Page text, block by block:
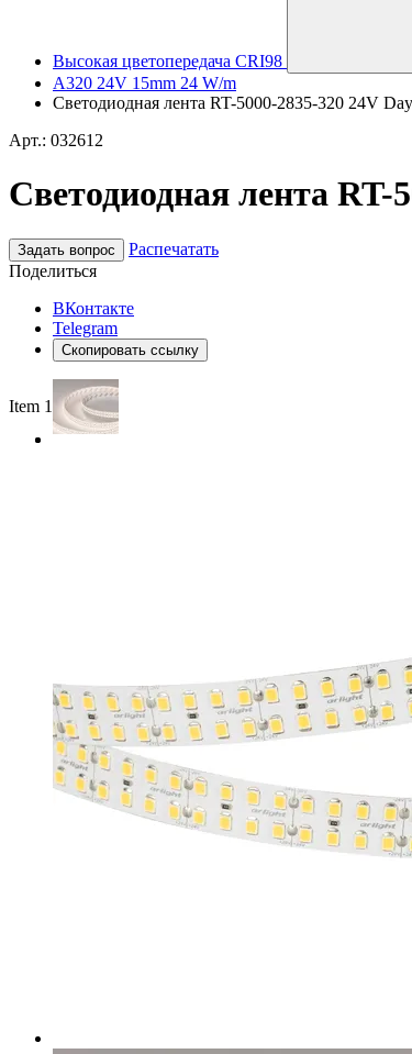
Высокая цветопередача CRI98
A320 24V 15mm 24 W/m
Светодиодная лента RT-5000-2835-320 24V
Арт.: 032612
Светодиодная лента
Задать вопрос
Распечатать
Поделиться
ВКонтакте
Telegram
Скопировать ссылку
Item 1 of 2